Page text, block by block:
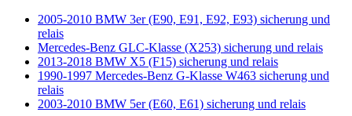
2005-2010 BMW 3er (E90, E91, E92, E93) sicherung und
relais
Mercedes-Benz GLC-Klasse (X253) sicherung und relais
2013-2018 BMW X5 (F15) sicherung und relais
1990-1997 Mercedes-Benz G-Klasse W463 sicherung und
relais
2003-2010 BMW 5er (E60, E61) sicherung und relais